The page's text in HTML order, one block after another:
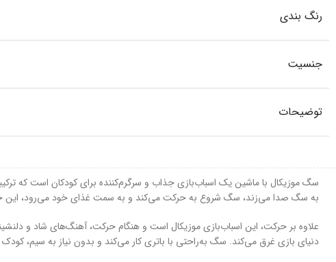
رنگ بندی
جنسیت
توضیحات
سگ موزیکال با ماشین یک اسباب‌بازی جذاب و سرگرم‌کننده برای کودکان است که
به سگ صدا می‌زند، سگ شروع به حرکت می‌کند و به سمت غذای خود می‌رود، این
علاوه بر حرکت، این اسباب‌بازی موزیکال است و هنگام حرکت، آهنگ‌های شاد و
دنیای بازی غرق می‌کند. سگ به‌راحتی با باتری کار می‌کند و بدون نیاز به سیم،